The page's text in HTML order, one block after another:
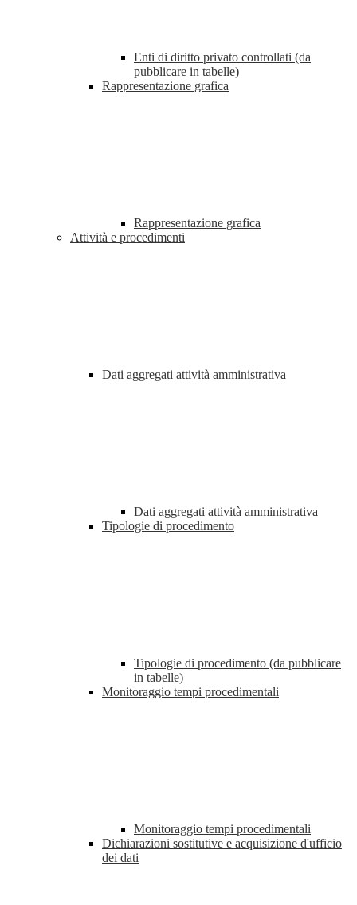
Enti di diritto privato controllati (da
pubblicare in tabelle)
Rappresentazione grafica
Rappresentazione grafica
Attività e procedimenti
Dati aggregati attività amministrativa
Dati aggregati attività amministrativa
Tipologie di procedimento
Tipologie di procedimento (da pubblicare
in tabelle)
Monitoraggio tempi procedimentali
Monitoraggio tempi procedimentali
Dichiarazioni sostitutive e acquisizione d'ufficio
dei dati